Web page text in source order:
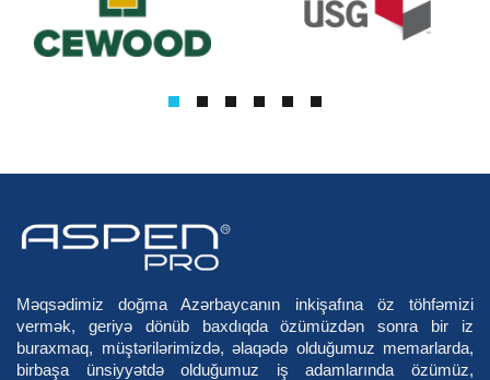
Məqsədimiz doğma Azərbaycanın inkişafına öz töhfəmizi
vermək, geriyə dönüb baxdıqda özümüzdən sonra bir iz
buraxmaq, müştərilərimizdə, əlaqədə olduğumuz memarlarda,
birbaşa ünsiyyətdə olduğumuz iş adamlarında özümüz,